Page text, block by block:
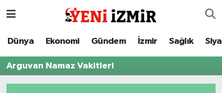
Dünya Ekonomi Gündem İzmir Sağlık
Arguvan Namaz Vakitleri
Dünya
Ekonomi
İzmir Nöbetçi Eczaneler
İzmir Hava Durumu